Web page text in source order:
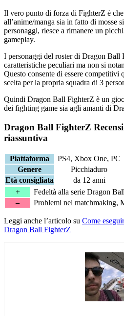
Il vero punto di forza di FighterZ è
all’anime/manga sia in fatto di mosse
personaggi, riesce a rimanere un
gameplay.
I personaggi del roster di Dragon
caratteristiche peculiari ma non si
Questo consente di essere competitivi
scelta per la propria squadra di 3
Quindi Dragon Ball FighterZ è un
dei fighting game sia agli amanti di
Dragon Ball FighterZ
riassuntiva
Piattaforma
PS4, Xbox One, PC
Genere
Picchiaduro
Età consigliata
da 12 anni
+
Fedeltà alla serie Dragon
–
Problemi nel matchmaking,
Leggi anche l’articolo su Come
Dragon Ball FighterZ